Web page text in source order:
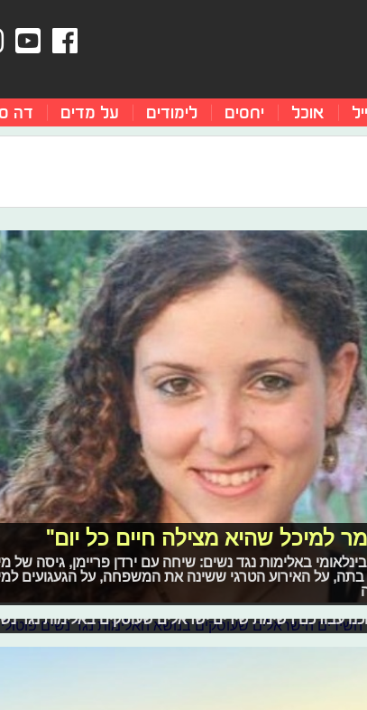
אוכל יחסים לימודים על מדים דה
למיכל שהיא מצילה חיים כל יום"
באלימות נגד נשים: שיחה עם ירדן פריימן, גיסה של
בתה, על האירוע הטרגי ששינה את המשפחה, על הגעגועים
השירים הישראלים שעוסקים בנושא
המאבק הבינלאומי למניעת אלימות נגד נשים. לכן, לכבוד
עבורכם רשימת שירים ישראלים שעוסקים באלימות נגד